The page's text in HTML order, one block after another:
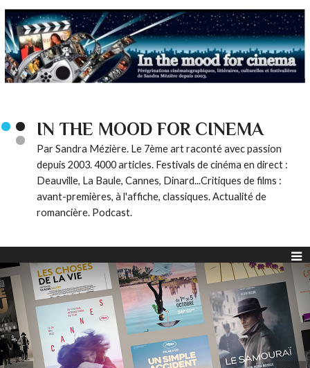
IN THE MOOD FOR CINEMA
Par Sandra Mézière. Le 7ème art raconté avec passion
depuis 2003. 4000 articles. Festivals de cinéma en direct :
Deauville, La Baule, Cannes, Dinard...Critiques de films :
avant-premières, à l'affiche, classiques. Actualité de
romancière. Podcast.